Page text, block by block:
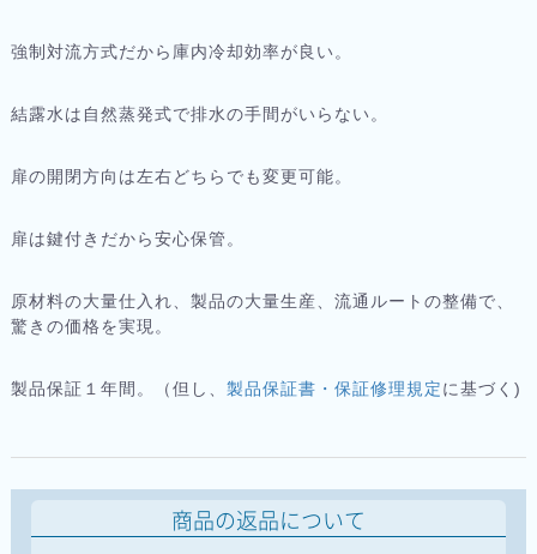
強制対流方式だから庫内冷却効率が良い。
結露水は自然蒸発式で排水の手間がいらない。
扉の開閉方向は左右どちらでも変更可能。
扉は鍵付きだから安心保管。
原材料の大量仕入れ、製品の大量生産、流通ルートの整備で、
驚きの価格を実現。
製品保証１年間。（但し、 製品保証書・保証修理規定に基づく)
商品の返品について